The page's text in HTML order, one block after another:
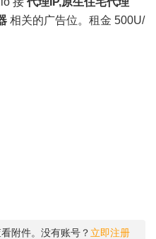
相关的广告位。租金 500U/
附件。没有账号？ 立即注册